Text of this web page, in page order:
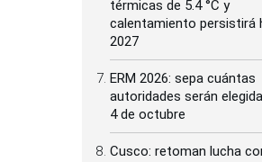
térmicas de 5.4 °C y
calentamiento persistirá
2027
ERM 2026: sepa cuántas
autoridades serán
4 de octubre
Cusco: retoman lucha